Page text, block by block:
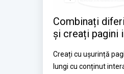
Combinați
și creați pagini
Creați cu ușurință
lungi cu conținut